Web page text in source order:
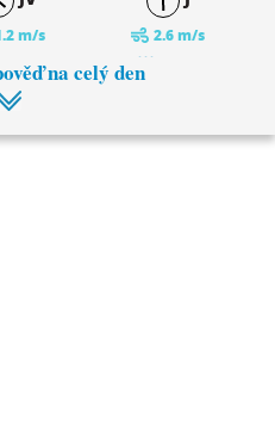
m/s
0 mm
2.6 m/s
na celý den